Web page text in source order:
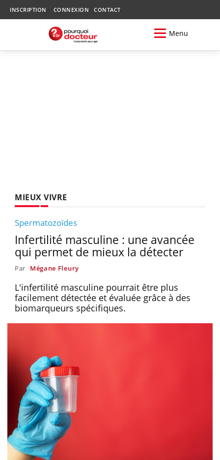
INSCRIPTION CONNEXION CONTACT
Menu
MIEUX VIVRE
Spermatozoïdes
Infertilité masculine : une avancée
qui permet de mieux la détecter
Par Mégane Fleury
L'infertilité masculine pourrait être plus
facilement détectée et évaluée grâce à des
biomarqueurs spécifiques.